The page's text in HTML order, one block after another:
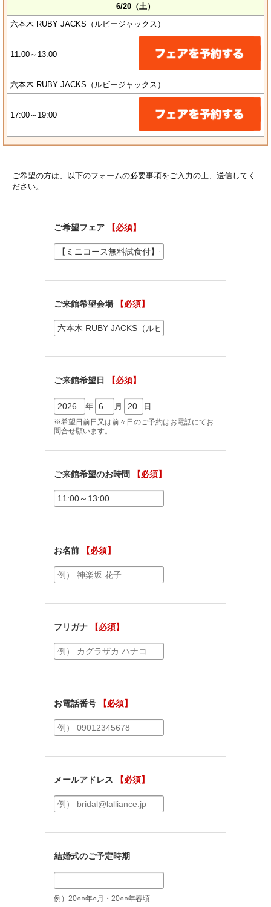
6/20（土）
六本木 RUBY JACKS（ルビージャックス）
11:00～13:00
六本木 RUBY JACKS（ルビージャックス）
17:00～19:00